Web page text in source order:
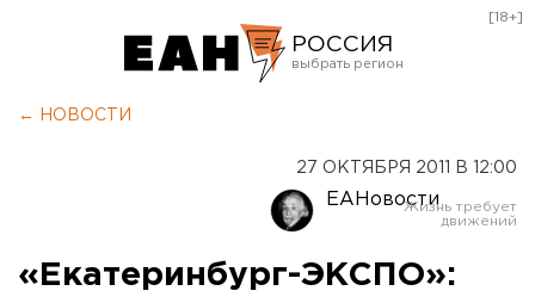
РОССИЯ
Оренбург
[18+]
← НОВОСТИ
27 ОКТЯБРЯ 2011 В 12:00
ЕАНовости
«Екатеринбург-ЭКСПО»: